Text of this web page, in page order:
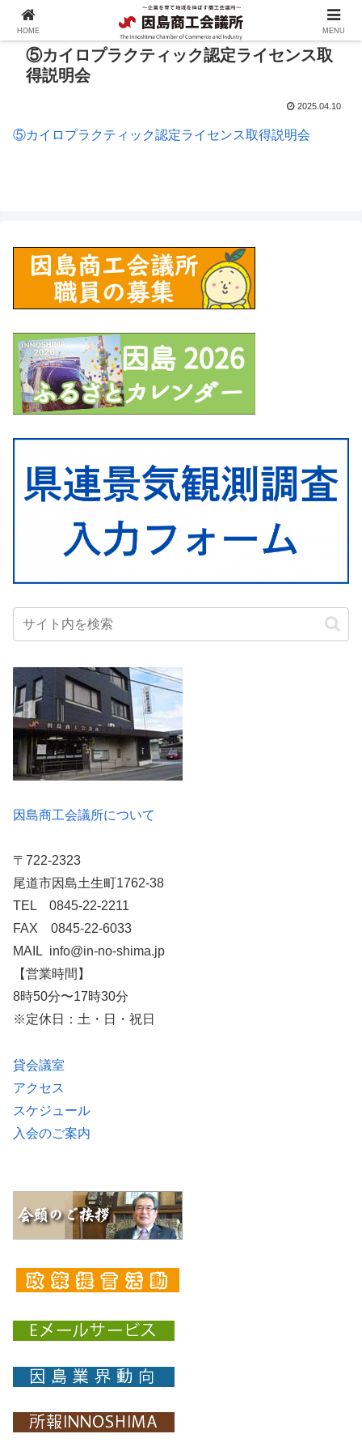
⑤カイロプラクティック認定ライセンス取
得説明会
2025.04.10
⑤カイロプラクティック認定ライセンス取得説明会
因島商工会議所について
〒722-2323
尾道市因島土生町1762-38
TEL 0845-22-2211
FAX 0845-22-6033
MAIL info@in-no-shima.jp
【営業時間】
8時50分〜17時30分
※定休日：土・日・祝日
貸会議室
アクセス
スケジュール
入会のご案内
HOME MENU